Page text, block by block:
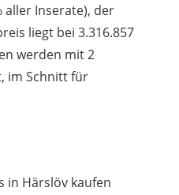
aller Inserate), der
liegt bei 3.316.857
werden mit 2
im Schnitt für
in Härslöv kaufen